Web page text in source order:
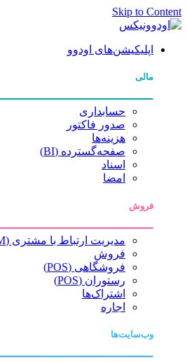
Skip to Content
اپلیکیشن‌های اودوو
مالی
حسابداری
صدور فاکتور
هزینه‌ها
صفحه‌گسترده (BI)
اسناد
امضا
فروش
مدیریت ارتباط با مشتری (CRM)
فروش
فروشگاهی (POS)
رستوران (POS)
اشتراک‌ها
اجاره
وب‌سایت‌ها